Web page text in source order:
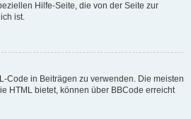
Hilfe-Seite, die von der Seite zur
ist.
Code in Beiträgen zu verwenden. Die meisten
HTML bietet, können über BBCode erreicht